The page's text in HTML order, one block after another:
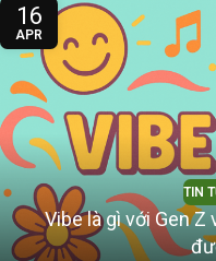
16
APR
TIN
Vibe là gì với Gen